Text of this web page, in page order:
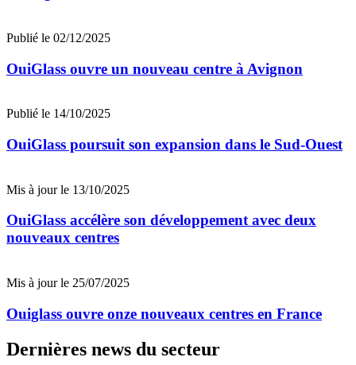
Publié le 02/12/2025
OuiGlass ouvre un nouveau centre à Avignon
Publié le 14/10/2025
OuiGlass poursuit son expansion dans le Sud-Ouest
Mis à jour le 13/10/2025
OuiGlass accélère son développement avec deux
nouveaux centres
Mis à jour le 25/07/2025
Ouiglass ouvre onze nouveaux centres en France
Dernières news du secteur